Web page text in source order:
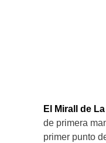
El Mirall de
de primera
primer punto